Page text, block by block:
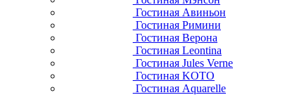
Гостиная Авиньон
Гостиная Римини
Гостиная Верона
Гостиная Leontina
Гостиная Jules Verne
Гостиная KOTO
Гостиная Aquarelle